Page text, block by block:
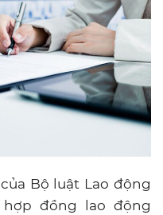
Bộ luật Lao động
đồng lao động